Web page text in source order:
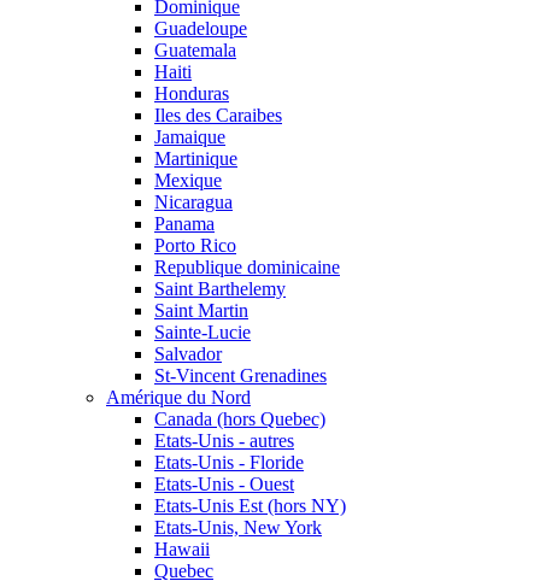
Dominique
Guadeloupe
Guatemala
Haiti
Honduras
Iles des Caraibes
Jamaique
Martinique
Mexique
Nicaragua
Panama
Porto Rico
Republique dominicaine
Saint Barthelemy
Saint Martin
Sainte-Lucie
Salvador
St-Vincent Grenadines
Amérique du Nord
Canada (hors Quebec)
Etats-Unis - autres
Etats-Unis - Floride
Etats-Unis - Ouest
Etats-Unis Est (hors NY)
Etats-Unis, New York
Hawaii
Quebec